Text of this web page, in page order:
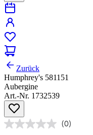
Zurück
Humphrey's 581151
Aubergine
Art.-Nr. 1732539
(0)